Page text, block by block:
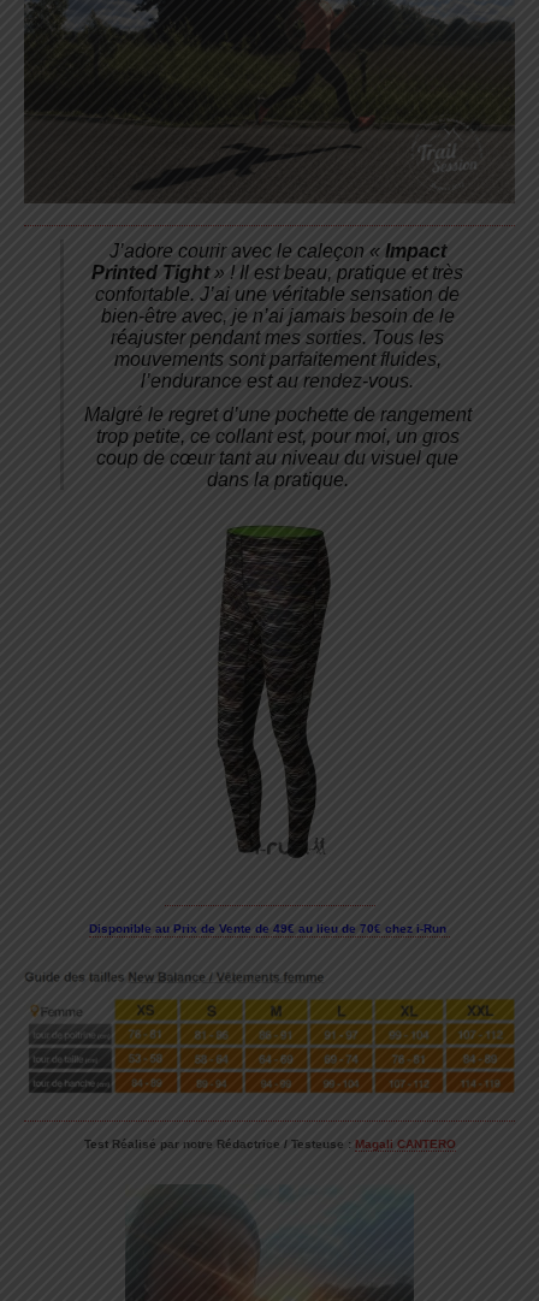
J’adore courir avec le caleçon « Impact
Printed Tight» ! Il est beau, pratique et très
confortable. J’ai une véritable sensation de
bien-être avec, je n’ai jamais besoin de le
réajuster pendant mes sorties. Tous les
mouvements sont parfaitement fluides,
l’endurance est au rendez-vous.
Malgré le regret d’une pochette de rangement
trop petite, ce collant est, pour moi, un gros
coup de cœur tant au niveau du visuel que
dans la pratique.
Disponible au Prix de Vente de 49€ au lieu de 70€ chez i-Run
Test Réalisé par notre Rédactrice / Testeuse : Magali CANTERO